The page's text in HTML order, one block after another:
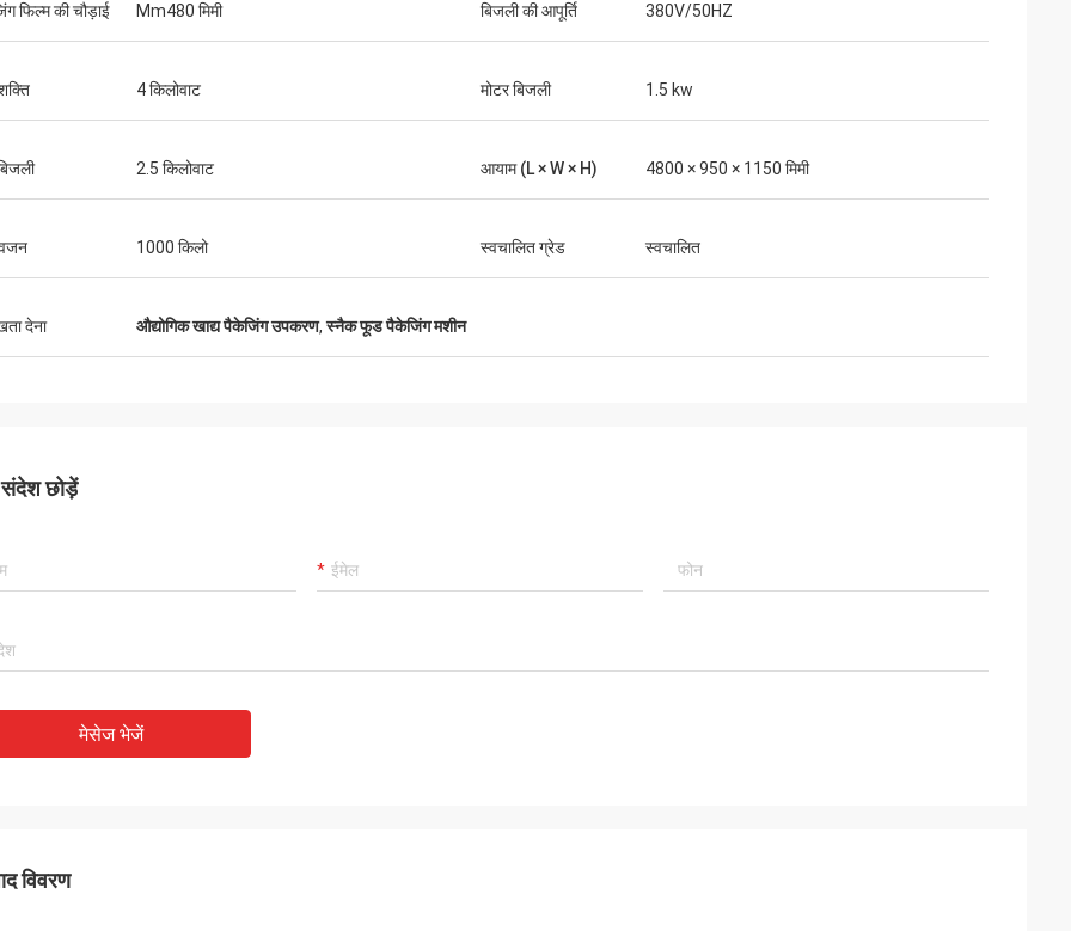
बहुत अच्छी है, एक साल की वारंटी, जीवन भर
सेवा। मशीन अच्छी गुणवत्ता की है।
फिल्म की चौड़ाई Mm480 मिमी बिजली की आपूर्ति 380V/50HZ
4 किलोवाट मोटर बिजली 1.5 kw
2.5 किलोवाट आयाम (L × W × H) 4800 × 950 × 1150 मिमी
1000 किलो स्वचालित ग्रेड स्वचालित
देना औद्योगिक खाद्य पैकेजिंग उपकरण,स्नैक फूड पैकेजिंग मशीन
छोड़ें
मेसेज भेजें
विवरण